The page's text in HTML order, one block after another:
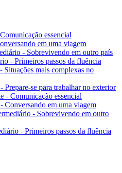
essencial
em uma viagem
- Sobrevivendo em outro país
- Primeiros passos da fluência
Situações mais complexas no
Prepare-se para trabalhar no exterior
- Comunicação essencial
Conversando em uma viagem
- Sobrevivendo em outro
- Primeiros passos da fluência